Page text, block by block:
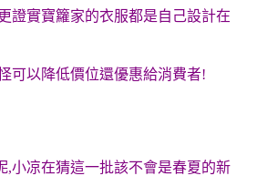
證實寶籮家的衣服都是自己設計在
可以降低價位還優惠給消費者!
,小凉在猜這一批該不會是春夏的新